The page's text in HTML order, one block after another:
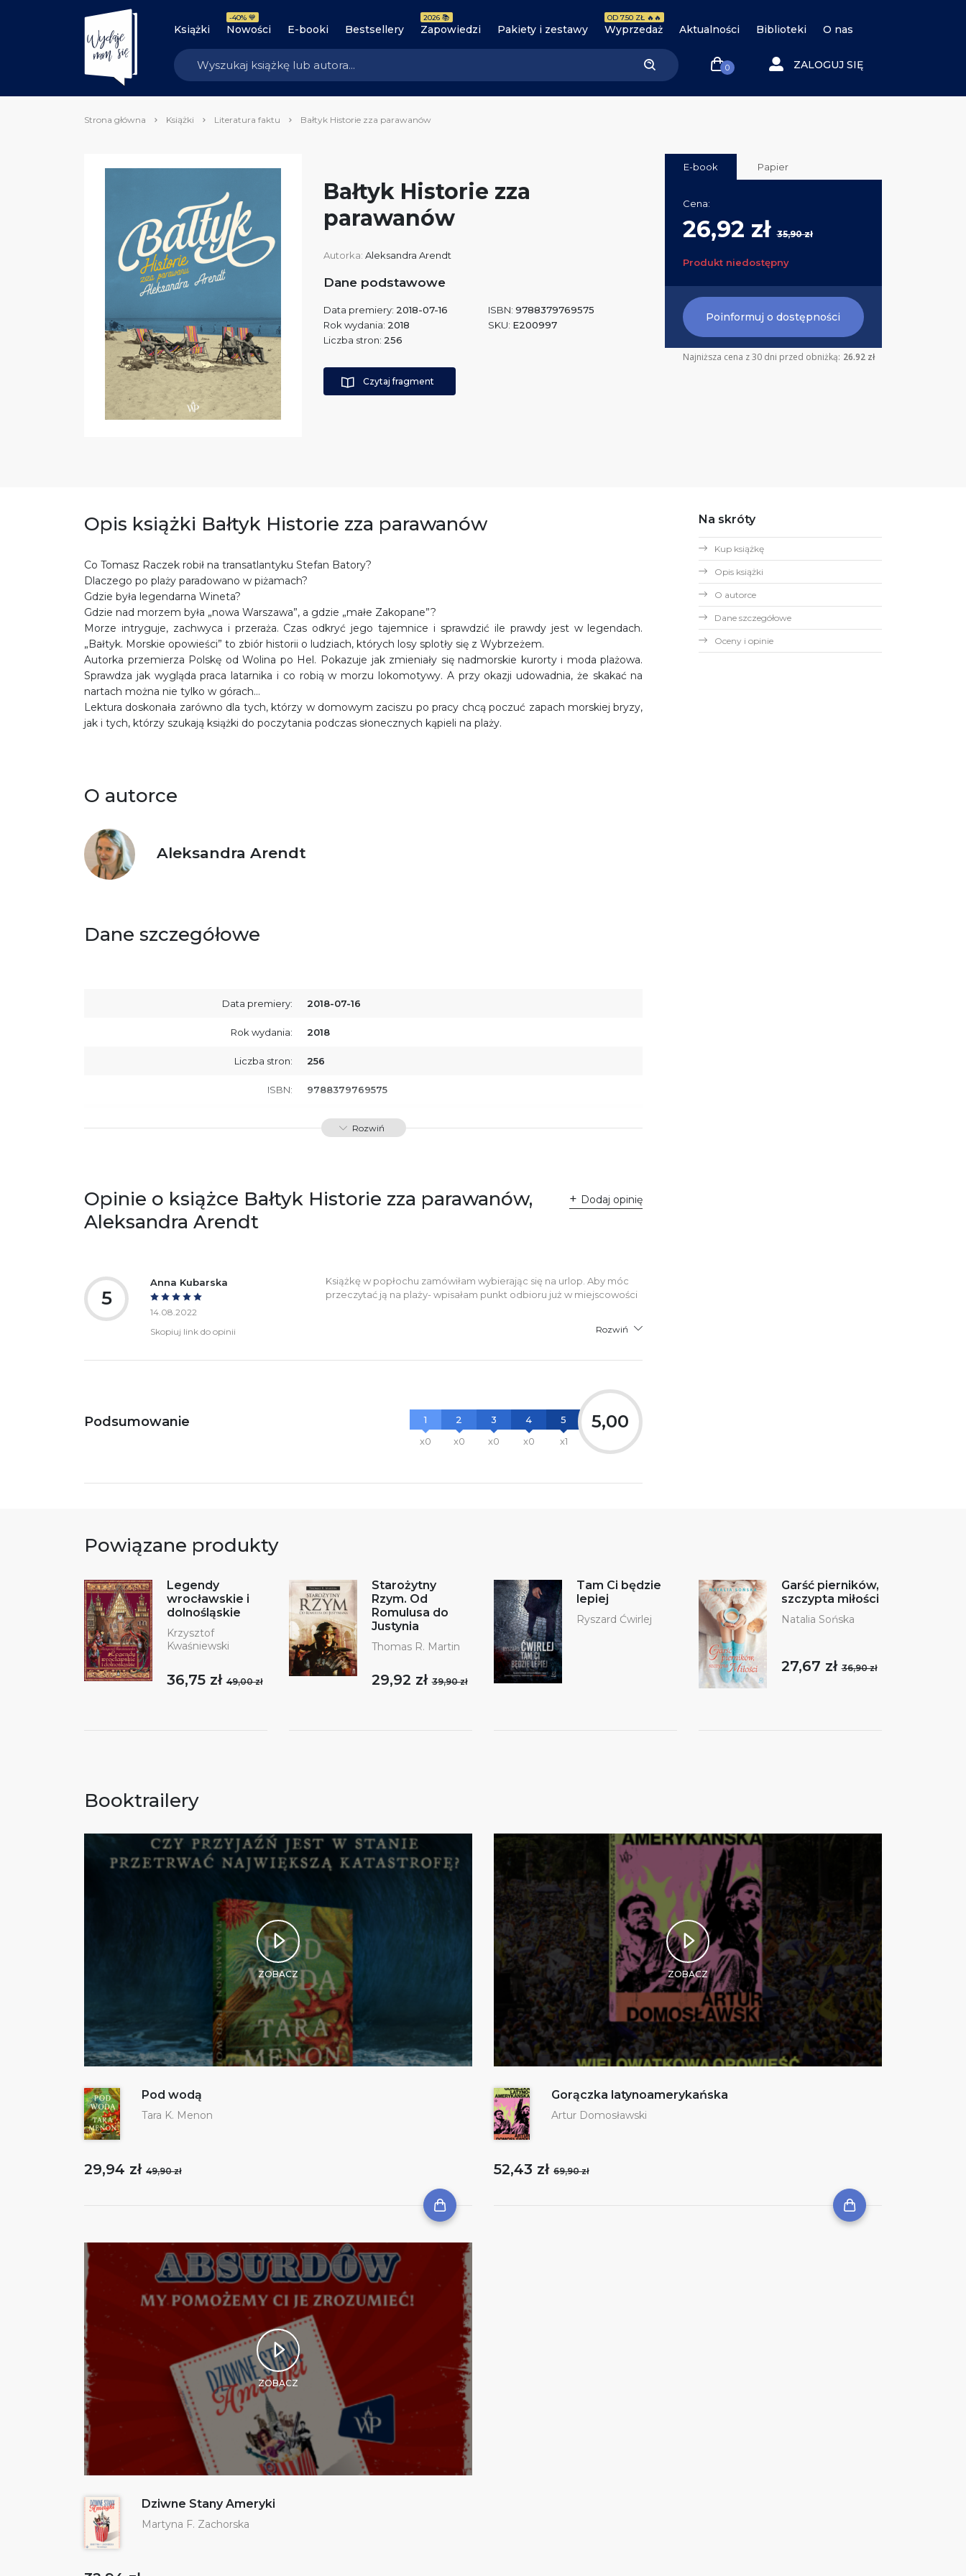
Książki Nowości
-40% 💙
E-booki Bestsellery Zapowiedzi
2026 📚
Pakiety i zestawy Wyprzedaż
OD 7.50 ZŁ 🔥🔥
Aktualności Biblioteki O nas
0 ZALOGUJ SIĘ
Strona główna Książki Literatura faktu Bałtyk Historie zza parawanów
Bałtyk Historie zza
parawanów
Autorka: Aleksandra Arendt
Dane podstawowe
Data premiery: 2018-07-16
Rok wydania: 2018
Liczba stron: 256
ISBN: 9788379769575
SKU: E200997
Czytaj fragment
E-book Papier
Cena:
26,92 zł35,90 zł
Produkt niedostępny
Poinformuj o dostępności
Najniższa cena z 30 dni przed obniżką: 26.92 zł
Opis książki Bałtyk Historie zza parawanów
Co Tomasz Raczek robił na transatlantyku Stefan Batory?
Dlaczego po plaży paradowano w piżamach?
Gdzie była legendarna Wineta?
Gdzie nad morzem była „nowa Warszawa”, a gdzie „małe Zakopane”?
Morze intryguje, zachwyca i przeraża. Czas odkryć jego tajemnice i sprawdzić ile prawdy jest w legendach.
„Bałtyk. Morskie opowieści” to zbiór historii o ludziach, których losy splotły się z Wybrzeżem.
Autorka przemierza Polskę od Wolina po Hel. Pokazuje jak zmieniały się nadmorskie kurorty i moda plażowa.
Sprawdza jak wygląda praca latarnika i co robią w morzu lokomotywy. A przy okazji udowadnia, że skakać na
nartach można nie tylko w górach…
Lektura doskonała zarówno dla tych, którzy w domowym zaciszu po pracy chcą poczuć zapach morskiej bryzy,
jak i tych, którzy szukają książki do poczytania podczas słonecznych kąpieli na plaży.
O autorce
Aleksandra Arendt
Dane szczegółowe
Data premiery: 2018-07-16
Rok wydania: 2018
Liczba stron: 256
ISBN: 9788379769575
E200997
kontakt@wydajenamsie.pl
+48 61 623 38 38
Rozwiń
Opinie o książce Bałtyk Historie zza parawanów,
Aleksandra Arendt
Dodaj opinię
5
Anna Kubarska
14.08.2022
Skopiuj link do opinii
Książkę w popłochu zamówiłam wybierając się na urlop. Aby móc
przeczytać ją na plaży- wpisałam punkt odbioru już w miejscowości
Rozwiń
Podsumowanie
1
x0
2
x0
3
x0
4
x0
5
x1
5,00
Na skróty
Kup książkę
Opis książki
O autorce
Dane szczegółowe
Oceny i opinie
Powiązane produkty
Legendy
wrocławskie i
dolnośląskie
Krzysztof
Kwaśniewski
36,75 zł49,00 zł
Starożytny
Rzym. Od
Romulusa do
Justynia
Thomas R. Martin
29,92 zł39,90 zł
Tam Ci będzie
lepiej
Ryszard Ćwirlej
Garść pierników,
szczypta miłości
Natalia Sońska
27,67 zł36,90 zł
Booktrailery
ZOBACZ
Pod wodą
Tara K. Menon
29,94 zł 49,90 zł
ZOBACZ
Gorączka latynoamerykańska
Artur Domosławski
52,43 zł 69,90 zł
ZOBACZ
Dziwne Stany Ameryki
Martyna F. Zachorska